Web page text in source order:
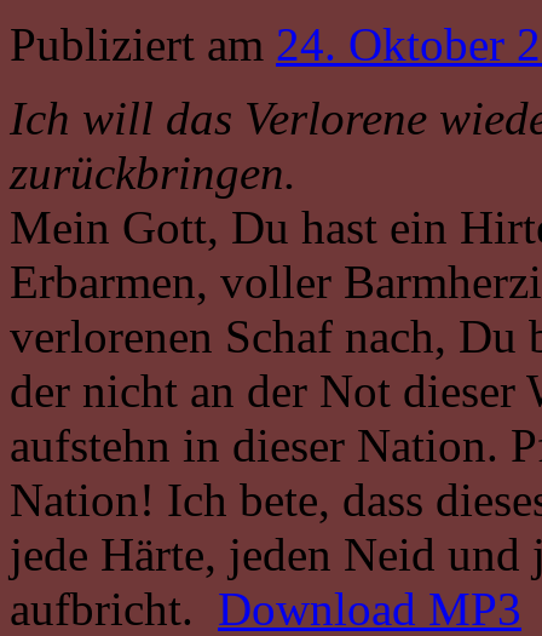
Publiziert am 24. Oktober
Ich will das Verlorene
zurückbringen.
Mein Gott, Du hast ein
Erbarmen, voller
verlorenen Schaf nach, Du
der nicht an der Not dieser
aufstehn in dieser Nation.
Nation! Ich bete, dass
jede Härte, jeden Neid
aufbricht. Download MP3